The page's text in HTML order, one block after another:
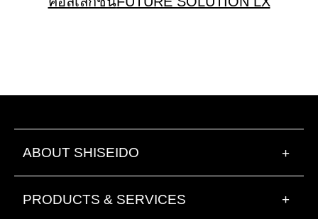
ABOUT SHISEIDO +
PRODUCTS & SERVICES +